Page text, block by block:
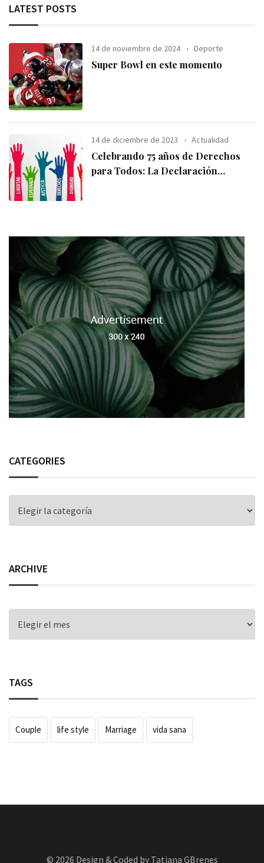
LATEST POSTS
14 de noviembre de 2024 Deporte
Super Bowl en este momento
14 de diciembre de 2023 Actualidad
Celebrando 75 años de Derechos
para Todos: La Declaración
CATEGORIES
ARCHIVE
ARCHIVE
TAGS
Couple life style Marriage vida sana
© 2026 Design & Coded by Tatiana GBrenes